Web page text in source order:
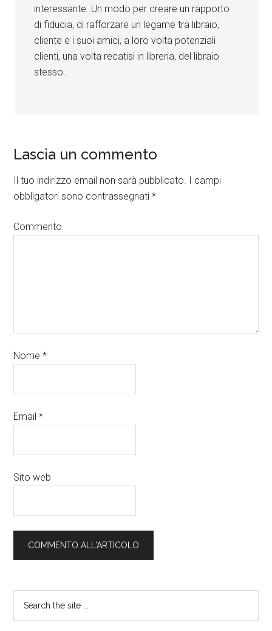
interessante. Un modo per creare un rapporto
di fiducia, di rafforzare un legame tra libraio,
cliente e i suoi amici, a loro volta potenziali
clienti, una volta recatisi in libreria, del libraio
stesso..
Lascia un commento
Il tuo indirizzo email non sarà pubblicato. I campi
obbligatori sono contrassegnati*
Commento
Nome*
Email*
Sito web